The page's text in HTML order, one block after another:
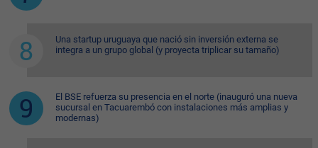
Una startup uruguaya que nació sin inversión externa se
integra a un grupo global (y proyecta triplicar su tamaño)
El BSE refuerza su presencia en el norte (inauguró una nueva
sucursal en Tacuarembó con instalaciones más amplias y
modernas)